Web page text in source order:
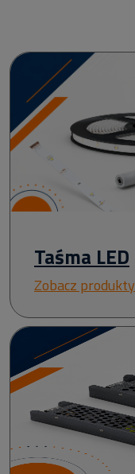
Taśma LED
Zobacz produkty